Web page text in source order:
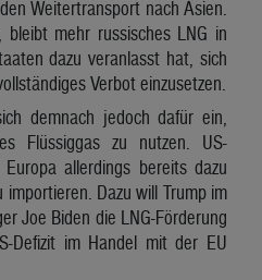
Weitertransport nach Asien.
mehr russisches LNG in
dazu veranlasst hat, sich
Verbot einzusetzen.
demnach jedoch dafür ein,
Flüssiggas zu nutzen. US-
allerdings bereits dazu
Dazu will Trump im
Joe Biden die LNG-Förderung
Defizit im Handel mit der EU